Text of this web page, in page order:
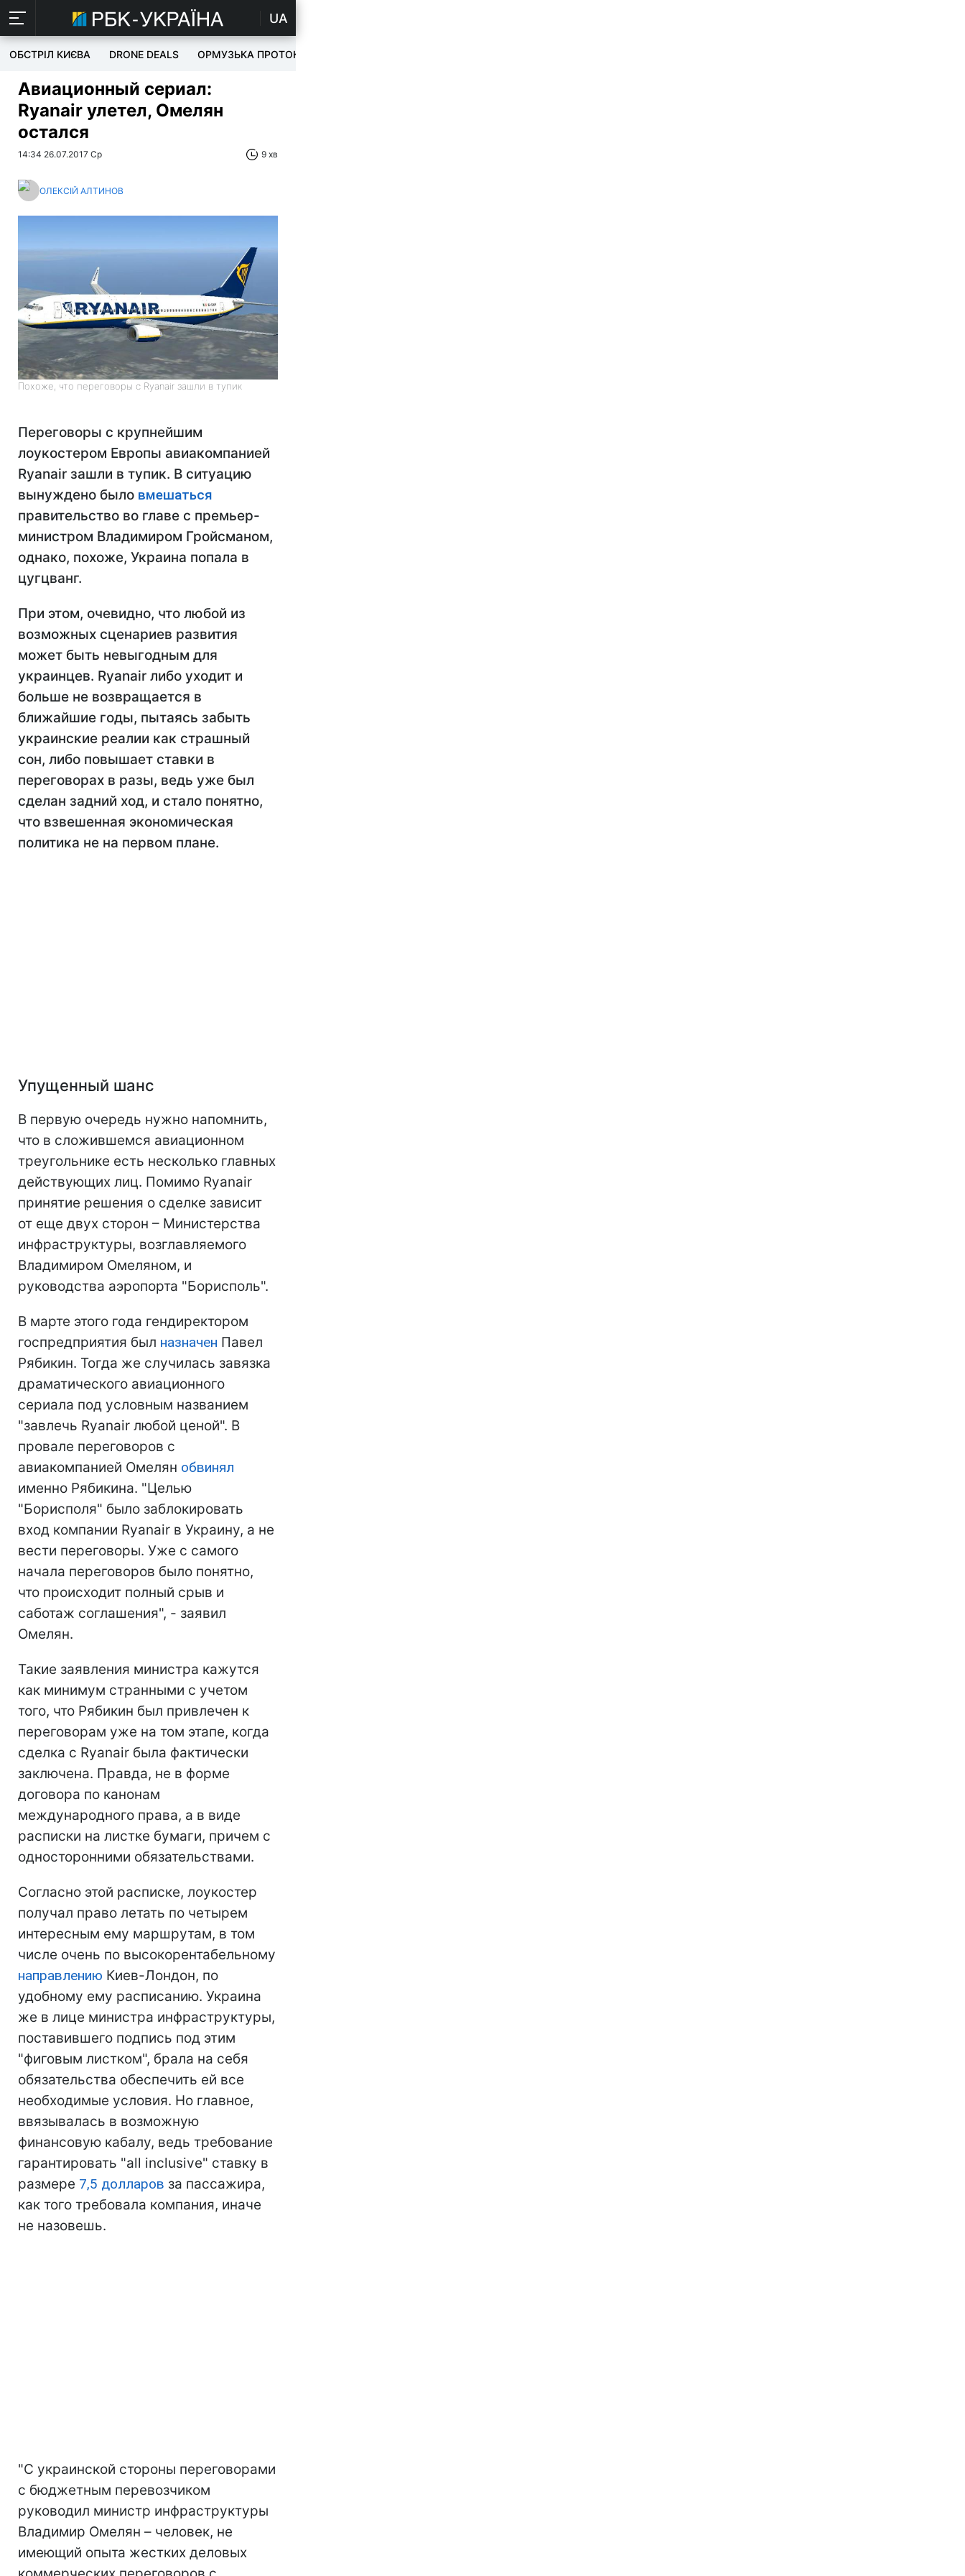
UA
ОБСТРІЛ КИЄВА DRONE DEALS ОРМУЗЬКА ПРОТОКА
Авиационный сериал:
Ryanair улетел, Омелян
остался
14:34 26.07.2017 Ср 9 хв
ОЛЕКСІЙ АЛТИНОВ
Похоже, что переговоры с Ryanair зашли в тупик
Переговоры с крупнейшим
лоукостером Европы авиакомпанией
Ryanair зашли в тупик. В ситуацию
вынуждено было вмешаться
правительство во главе с премьер-
министром Владимиром Гройсманом,
однако, похоже, Украина попала в
цугцванг.
При этом, очевидно, что любой из
возможных сценариев развития
может быть невыгодным для
украинцев. Ryanair либо уходит и
больше не возвращается в
ближайшие годы, пытаясь забыть
украинские реалии как страшный
сон, либо повышает ставки в
переговорах в разы, ведь уже был
сделан задний ход, и стало понятно,
что взвешенная экономическая
политика не на первом плане.
Упущенный шанс
В первую очередь нужно напомнить,
что в сложившемся авиационном
треугольнике есть несколько главных
действующих лиц. Помимо Ryanair
принятие решения о сделке зависит
от еще двух сторон – Министерства
инфраструктуры, возглавляемого
Владимиром Омеляном, и
руководства аэропорта "Борисполь".
В марте этого года гендиректором
госпредприятия был назначен Павел
Рябикин. Тогда же случилась завязка
драматического авиационного
сериала под условным названием
"завлечь Ryanair любой ценой". В
провале переговоров с
авиакомпанией Омелян обвинял
именно Рябикина. "Целью
"Борисполя" было заблокировать
вход компании Ryanair в Украину, а не
вести переговоры. Уже с самого
начала переговоров было понятно,
что происходит полный срыв и
саботаж соглашения", - заявил
Омелян.
Такие заявления министра кажутся
как минимум странными с учетом
того, что Рябикин был привлечен к
переговорам уже на том этапе, когда
сделка с Ryanair была фактически
заключена. Правда, не в форме
договора по канонам
международного права, а в виде
расписки на листке бумаги, причем с
односторонними обязательствами.
Согласно этой расписке, лоукостер
получал право летать по четырем
интересным ему маршрутам, в том
числе очень по высокорентабельному
направлению Киев-Лондон, по
удобному ему расписанию. Украина
же в лице министра инфраструктуры,
поставившего подпись под этим
"фиговым листком", брала на себя
обязательства обеспечить ей все
необходимые условия. Но главное,
ввязывалась в возможную
финансовую кабалу, ведь требование
гарантировать "all inclusive" ставку в
размере 7,5 долларов за пассажира,
как того требовала компания, иначе
не назовешь.
"С украинской стороны переговорами
с бюджетным перевозчиком
руководил министр инфраструктуры
Владимир Омелян – человек, не
имеющий опыта жестких деловых